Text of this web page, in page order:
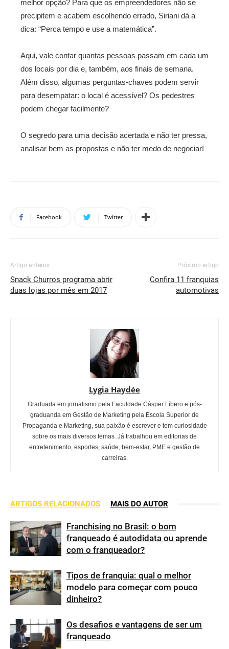
melhor opção? Para que os empreendedores não se
precipitem e acabem escolhendo errado, Siriani dá a
dica: “Perca tempo e use a matemática”.
Aqui, vale contar quantas pessoas passam em cada um
dos locais por dia e, também, aos finais de semana.
Além disso, algumas perguntas-chaves podem servir
para desempatar: o local é acessível? Os pedestres
podem chegar facilmente?
O segredo para uma decisão acertada e não ter pressa,
analisar bem as propostas e não ter medo de negociar!
Facebook Twitter
Artigo anterior
Snack Churros programa abrir
duas lojas por mês em 2017
Próximo artigo
Confira 11 franquias
automotivas
Lygia Haydée
Graduada em jornalismo pela Faculdade Cásper Líbero e pós-
graduanda em Gestão de Marketing pela Escola Superior de
Propaganda e Marketing, sua paixão é escrever e tem curiosidade
sobre os mais diversos temas. Já trabalhou em editorias de
entretenimento, esportes, saúde, bem-estar, PME e gestão de
carreiras.
ARTIGOS RELACIONADOS MAIS DO AUTOR
Franchising no Brasil: o bom
franqueado é autodidata ou aprende
com o franqueador?
Tipos de franquia: qual o melhor
modelo para começar com pouco
dinheiro?
Os desafios e vantagens de ser um
franqueado